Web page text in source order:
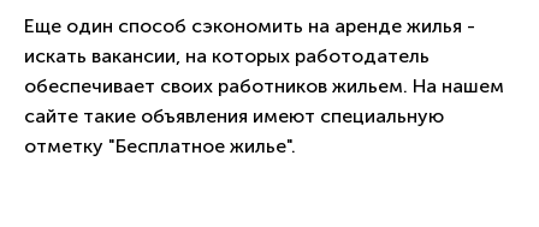
Еще один способ сэкономить на аренде жилья -
искать вакансии, на которых работодатель
обеспечивает своих работников жильем. На нашем
сайте такие объявления имеют специальную
отметку "Бесплатное жилье".